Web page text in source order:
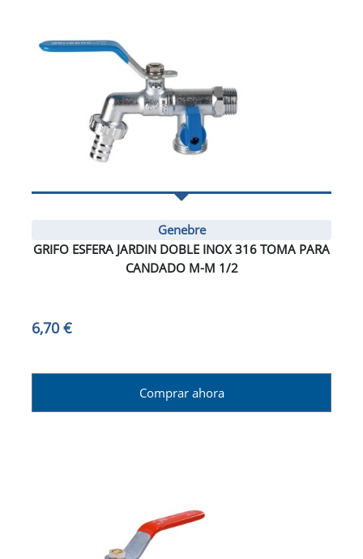
Genebre
GRIFO ESFERA JARDIN DOBLE INOX 316 TOMA PARA
CANDADO M-M 1/2
6,70 €
Comprar ahora